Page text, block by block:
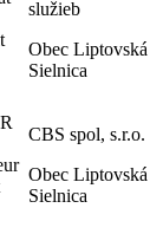
služieb
Obec Liptovská
Sielnica
CBS spol, s.r.o.
Obec Liptovská
Sielnica